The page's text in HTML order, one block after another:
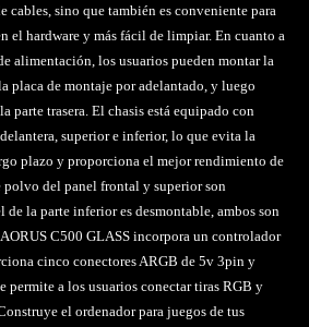
cables, sino que también es conveniente para
el hardware y más fácil de limpiar. En cuanto a
alimentación, los usuarios pueden montar la
placa de montaje por adelantado, y luego
parte trasera. El chasis está equipado con
superior e inferior, lo que evita la
plazo y proporciona el mejor rendimiento de
del panel frontal y superior son
de la parte inferior es desmontable, ambos son
C500 GLASS incorpora un controlador
cinco conectores ARGB de 5v 3pin y
permite a los usuarios conectar tiras RGB y
el ordenador para juegos de tus